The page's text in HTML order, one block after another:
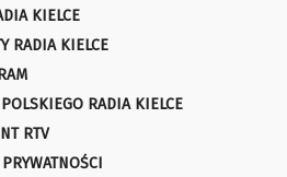
KIELCE
RADIA KIELCE
RADIA KIELCE
RTV